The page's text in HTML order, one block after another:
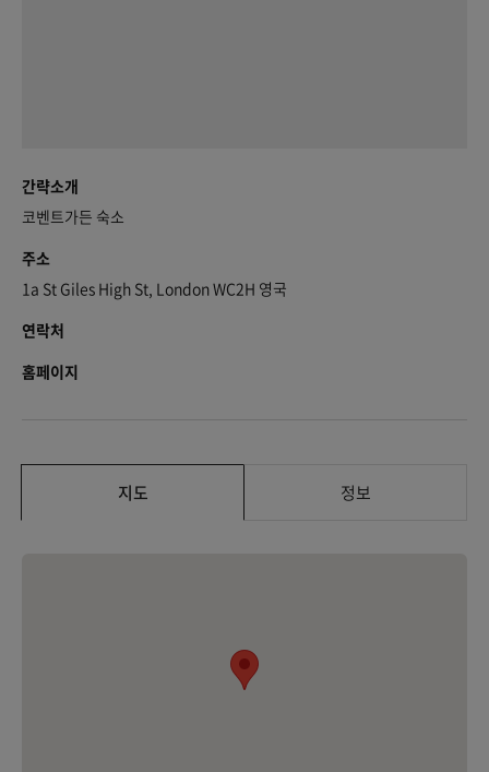
간략소개
코벤트가든 숙소
주소
1a St Giles High St, London WC2H 영국
연락처
홈페이지
지도 정보